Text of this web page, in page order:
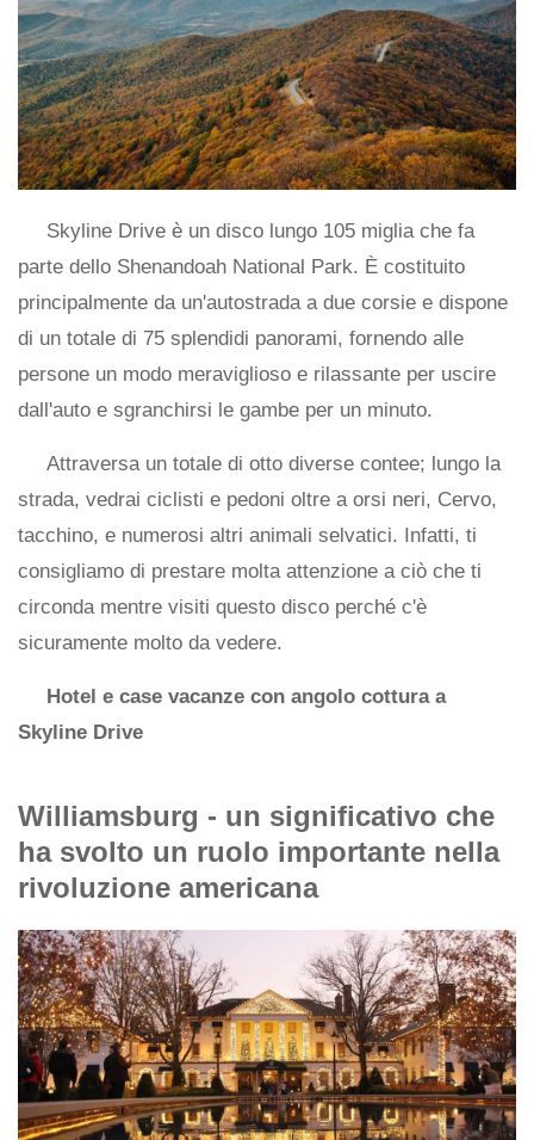
Skyline Drive è un disco lungo 105 miglia che fa
parte dello Shenandoah National Park. È costituito
principalmente da un'autostrada a due corsie e dispone
di un totale di 75 splendidi panorami, fornendo alle
persone un modo meraviglioso e rilassante per uscire
dall'auto e sgranchirsi le gambe per un minuto.
Attraversa un totale di otto diverse contee; lungo la
strada, vedrai ciclisti e pedoni oltre a orsi neri, Cervo,
tacchino, e numerosi altri animali selvatici. Infatti, ti
consigliamo di prestare molta attenzione a ciò che ti
circonda mentre visiti questo disco perché c'è
sicuramente molto da vedere.
Hotel e case vacanze con angolo cottura a
Skyline Drive
Williamsburg - un significativo che
ha svolto un ruolo importante nella
rivoluzione americana